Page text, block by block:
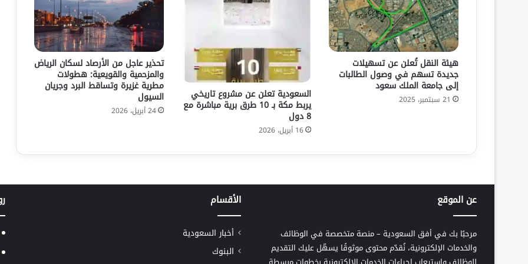
هيئة النقل تُعلن عن تسهيلات
جديدة تسهم في وصول الطالبات
إلى جامعة الملك سعود
21 سبتمبر، 2025 السعودية تعلن عن مشروع تاريخي
يربط مكة بـ 10 طرق برية مباشرة مع
8 دول
16 أبريل، 2026
تحذير عاجل من الأرصاد لسكان الرياض
والمزحمية والقويعية: هطولات
مطرية غزيرة وتساقط البرد وجريان
السيول
24 أبريل، 2026
عن الموقع
مرحبًا بك في أفق السعودية – منصة متخصصة في الوظائف
والخدمات الإلكترونية، نُقدّم محتوى موثوقًا يسهّل عليك التقديم
الأقسام
أخبار السعودية
البنوك